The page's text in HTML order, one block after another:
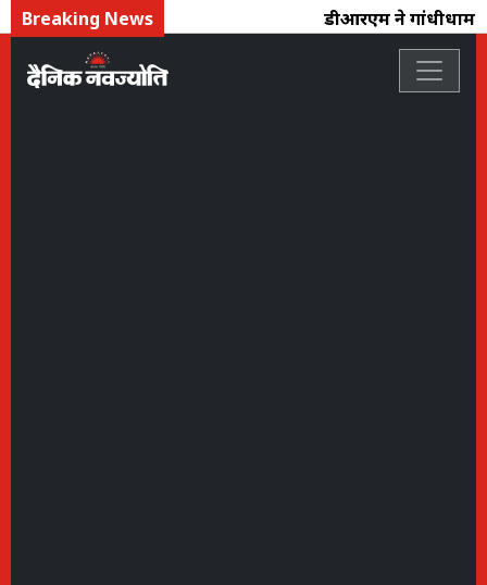
Breaking News डीआरएम ने गांधीधाम